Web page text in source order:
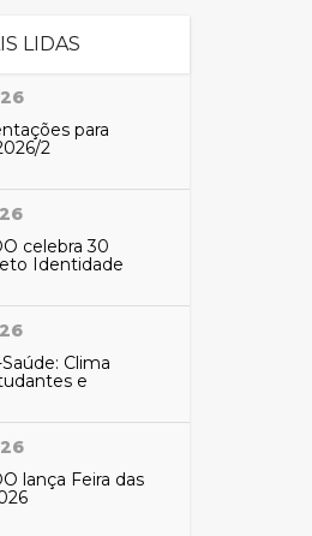
LIDAS
para
2
celebra 30
Identidade
Clima
e
eventos
lança Feira das